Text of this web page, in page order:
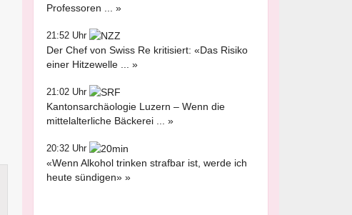
Professoren ... »
21:52 Uhr
Der Chef von Swiss Re kritisiert: «Das Risiko
einer Hitzewelle ... »
21:02 Uhr
Kantonsarchäologie Luzern – Wenn die
mittelalterliche Bäckerei ... »
20:32 Uhr
«Wenn Alkohol trinken strafbar ist, werde ich
heute sündigen» »